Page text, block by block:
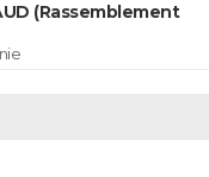
(Rassemblement